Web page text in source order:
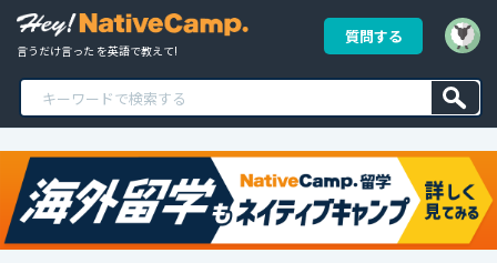
言うだけ言った を英語で教えて!
質問する